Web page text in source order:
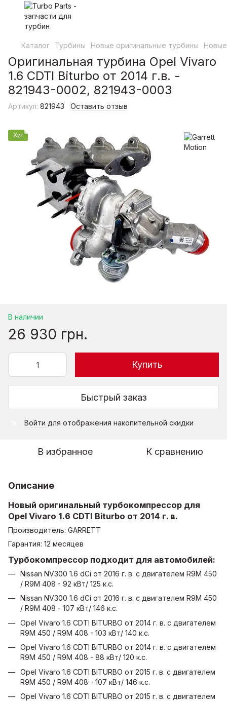
Каталог Турбины Новые оригинальные турбины
Оригинальная турбина Opel Vivaro
1.6 CDTI Biturbo от 2014 г.в. -
821943-0002, 821943-0003
Артикул: 821943 Оставить отзыв
Хит
В наличии
26 930 грн.
Купить
Быстрый заказ
Войти для отображения накопительной скидки
В избранное К сравнению
Описание
Новый оригинальный турбокомпрессор для
Opel Vivaro 1.6 CDTI Biturbo от 2014 г. в.
Производитель: GARRETT
Гарантия: 12 месяцев
Турбокомпрессор подходит для автомобилей:
Nissan NV300 1.6 dCi от 2016 г. в. с двигателем R9M 450
/ R9M 408 - 92 кВт/ 125 к.с.
Nissan NV300 1.6 dCi от 2016 г. в. с двигателем R9M 450
/ R9M 408 - 107 кВт/ 146 к.с.
Opel Vivaro 1.6 CDTI BITURBO от 2014 г. в. с двигателем
R9M 450 / R9M 408 - 103 кВт/ 140 к.с.
Opel Vivaro 1.6 CDTI BITURBO от 2014 г. в. с двигателем
R9M 450 / R9M 408 - 88 кВт/ 120 к.с.
Opel Vivaro 1.6 CDTI BITURBO от 2015 г. в. с двигателем
R9M 450 / R9M 408 - 107 кВт/ 146 к.с.
Opel Vivaro 1.6 CDTI BITURBO от 2015 г. в. с двигателем